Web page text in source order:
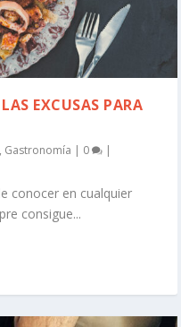
EXCUSAS PARA
, Gastronomía | 0 |
conocer en cualquier
consigue...